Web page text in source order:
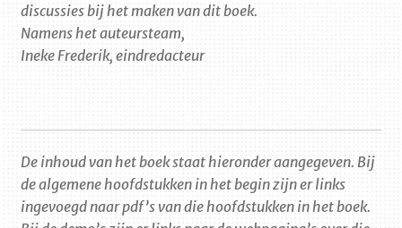
discussies bij het maken van dit boek.
Namens het auteursteam,
Ineke Frederik, eindredacteur
De inhoud van het boek staat hieronder aangegeven. Bij
de algemene hoofdstukken in het begin zijn er links
ingevoegd naar pdf’s van die hoofdstukken in het boek.